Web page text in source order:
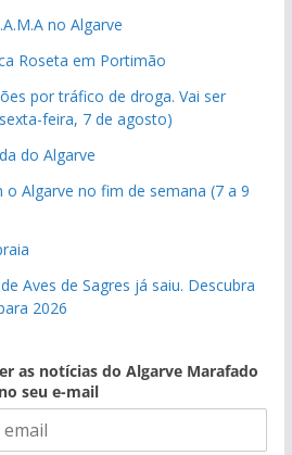
no Algarve
Roseta em Portimão
por tráfico de droga. Vai ser
feira, 7 de agosto)
do Algarve
Algarve no fim de semana (7 a 9
Aves de Sagres já saiu. Descubra
2026
as notícias do Algarve Marafado
no seu e-mail